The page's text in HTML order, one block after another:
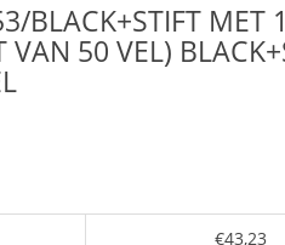
BLACK+STIFT MET
VAN 50 VEL)
€43,23